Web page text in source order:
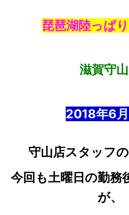
琵琶湖陸っぱ
滋賀守
2018年6
守山店スタッフ
今回も土曜日の勤務
が、